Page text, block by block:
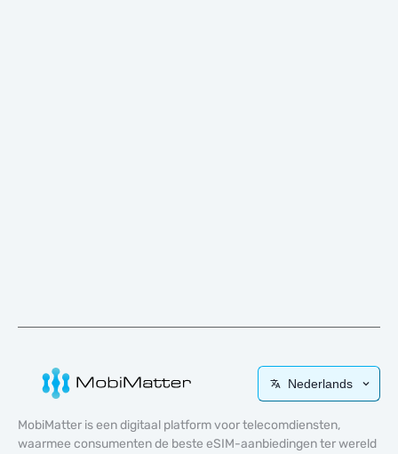
Nederlands
MobiMatter is een digitaal platform voor telecomdiensten,
waarmee consumenten de beste eSIM-aanbiedingen ter wereld